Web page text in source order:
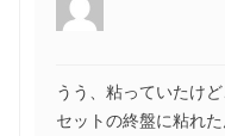
うう、粘っていたけ
セットの終盤に粘れた